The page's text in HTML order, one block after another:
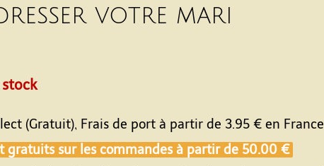
votre mari
(Gratuit), Frais de port à partir de 3.95 € en France
gratuits sur les commandes à partir de 50.00 €